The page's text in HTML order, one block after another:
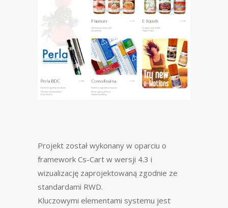
Projekt został wykonany w oparciu o
framework Cs-Cart w wersji 4.3 i
wizualizację zaprojektowaną zgodnie ze
standardami RWD.
Kluczowymi elementami systemu jest